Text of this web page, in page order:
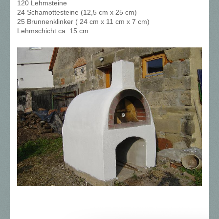
120 Lehmsteine
24 Schamottesteine (12,5 cm x 25 cm)
25 Brunnenklinker ( 24 cm x 11 cm x 7 cm)
Lehmschicht ca. 15 cm